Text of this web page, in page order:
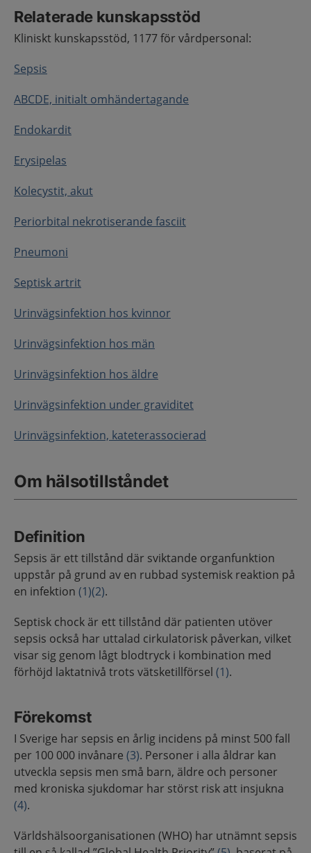
Relaterade kunskapsstöd
Kliniskt kunskapsstöd, 1177 för vårdpersonal:
Sepsis
ABCDE, initialt omhändertagande
Endokardit
Erysipelas
Kolecystit, akut
Periorbital nekrotiserande fasciit
Pneumoni
Septisk artrit
Urinvägsinfektion hos kvinnor
Urinvägsinfektion hos män
Urinvägsinfektion hos äldre
Urinvägsinfektion under graviditet
Urinvägsinfektion, kateterassocierad
Om hälsotillståndet
Definition
Sepsis är ett tillstånd där sviktande organfunktion
uppstår på grund av en rubbad systemisk reaktion på
en infektion (1)(2).
Septisk chock är ett tillstånd där patienten utöver
sepsis också har uttalad cirkulatorisk påverkan, vilket
visar sig genom lågt blodtryck i kombination med
förhöjd laktatnivå trots vätsketillförsel (1).
Förekomst
I Sverige har sepsis en årlig incidens på minst 500 fall
per 100 000 invånare (3). Personer i alla åldrar kan
utveckla sepsis men små barn, äldre och personer
med kroniska sjukdomar har störst risk att insjukna
(4).
Världshälsoorganisationen (WHO) har utnämnt sepsis